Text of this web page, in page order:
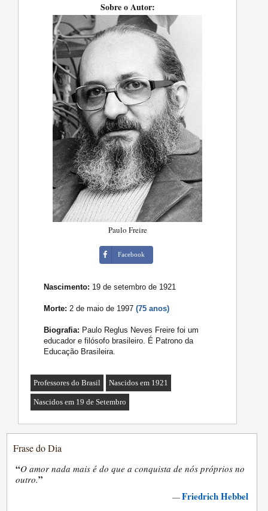
Sobre o Autor:
Paulo Freire
Facebook
Nascimento: 19 de setembro de 1921
Morte: 2 de maio de 1997(75 anos)
Biografia: Paulo Reglus Neves Freire foi um
educador e filósofo brasileiro. É Patrono da
Educação Brasileira.
Professores do Brasil Nascidos em 1921
Nascidos em 19 de Setembro
Frase do Dia
“O amor nada mais é do que a conquista de nós próprios no
outro.”
—Friedrich Hebbel